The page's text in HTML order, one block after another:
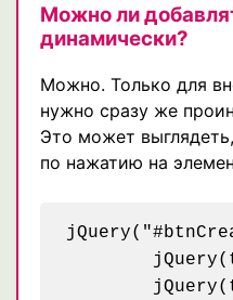
Можно ли
динамически?
Можно. Только для
нужно сразу же
Это может
по нажатию на